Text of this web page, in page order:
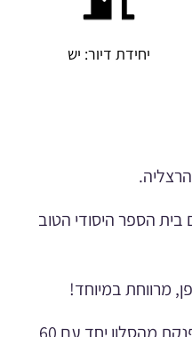
יחידת דיור: יש
הספר היסודי הטוב
מרווחת במיוחד!
140 מר בנוי, מרפסת שמש מפנקת מהסלון יחד עם 60